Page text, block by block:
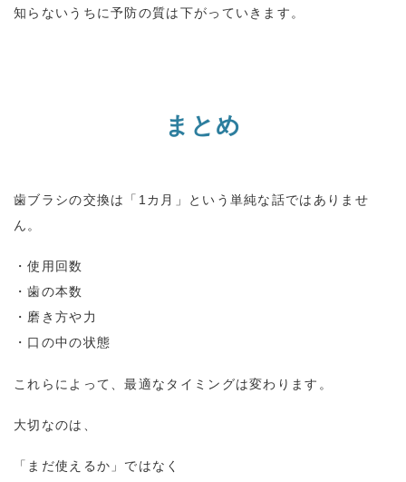
知らないうちに予防の質は下がっていきます。
まとめ
歯ブラシの交換は「 1カ月」という単純な話ではありませ
ん。
・使用回数
・歯の本数
・磨き方や力
・口の中の状態
これらによって、最適なタイミングは変わります。
大切なのは、
「まだ使えるか」ではなく